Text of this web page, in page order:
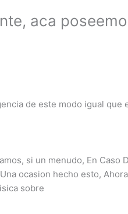
aca
de este modo igual que
si un menudo, En Caso
ocasion hecho esto, Ahora
sobre